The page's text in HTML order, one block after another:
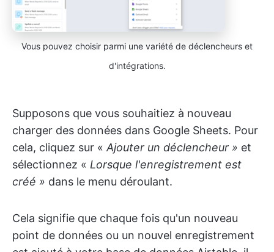
Vous pouvez choisir parmi une variété de déclencheurs et
d'intégrations.
Supposons que vous souhaitiez à nouveau
charger des données dans Google Sheets. Pour
cela, cliquez sur « Ajouter un déclencheur » et
sélectionnez « Lorsque l'enregistrement est
créé » dans le menu déroulant.
Cela signifie que chaque fois qu'un nouveau
point de données ou un nouvel enregistrement